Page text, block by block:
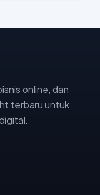
online, dan
terbaru untuk